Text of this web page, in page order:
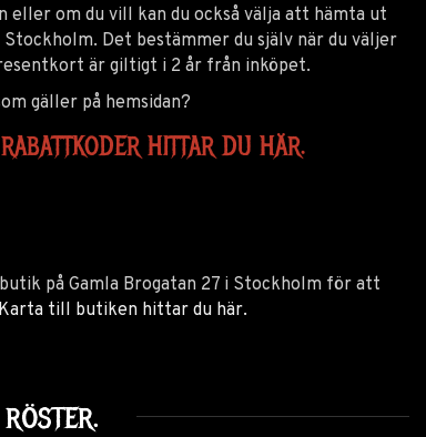
om du vill kan du också välja att hämta ut
Det bestämmer du själv när du väljer
är giltigt i 2 år från inköpet.
gäller på hemsidan?
HITTAR DU HÄR.
på Gamla Brogatan 27 i Stockholm för att
Karta till butiken hittar du här.